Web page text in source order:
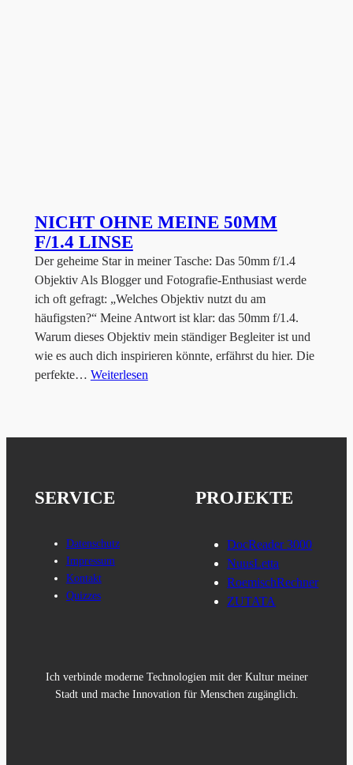
NICHT OHNE MEINE 50MM
F/1.4 LINSE
Der geheime Star in meiner Tasche: Das 50mm f/1.4
Objektiv Als Blogger und Fotografie-Enthusiast werde
ich oft gefragt: „Welches Objektiv nutzt du am
häufigsten?“ Meine Antwort ist klar: das 50mm f/1.4.
Warum dieses Objektiv mein ständiger Begleiter ist und
wie es auch dich inspirieren könnte, erfährst du hier. Die
perfekte… Weiterlesen
SERVICE
Datenschutz
Impressum
Kontakt
Quizzes
PROJEKTE
DocReader 3000
NuusLetta
RoemischRechner
ZUTATA
Ich verbinde moderne Technologien mit der Kultur meiner
Stadt und mache Innovation für Menschen zugänglich.